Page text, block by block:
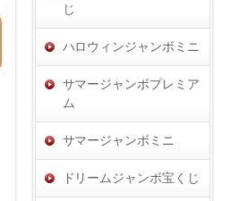
じ
ハロウィンジャンボミニ
サマージャンボプレミア
ム
サマージャンボミニ
ドリームジャンボ宝くじ